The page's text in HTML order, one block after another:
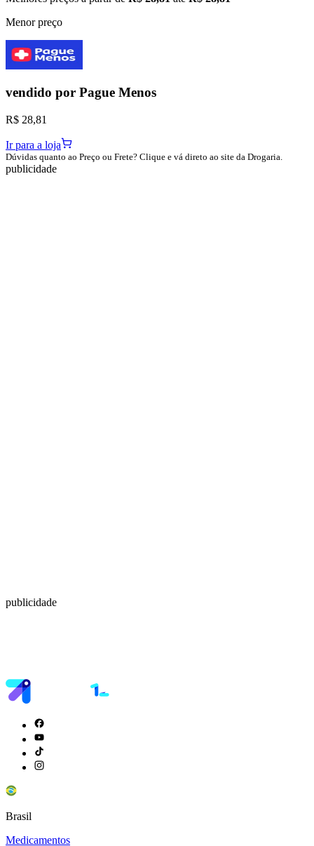
Menor preço
vendido por Pague Menos
R$ 28,81
Ir para a loja
Dúvidas quanto ao Preço ou Frete? Clique e vá direto ao site da Drogaria.
publicidade
publicidade
Brasil
Medicamentos